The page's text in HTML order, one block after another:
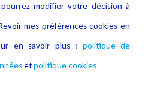
modifier votre décision à
mes préférences cookies en
en savoir plus : politique de
etpolitique cookies